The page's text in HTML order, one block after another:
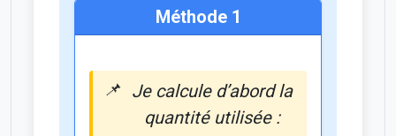
Méthode 1
Je calcule d’abord la
quantité utilisée :